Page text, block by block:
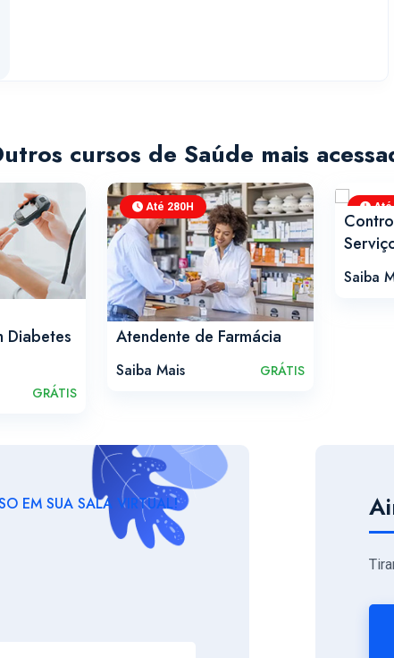
cursos de Saúde mais
Diabetes
GRÁTIS
Até 280H
Atendente de Farmácia
Saiba Mais GRÁTIS
Até
Saiba
EM SUA SALA VIRTUAL!